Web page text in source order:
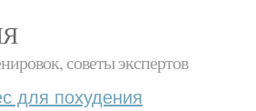
советы экспертов
для похудения